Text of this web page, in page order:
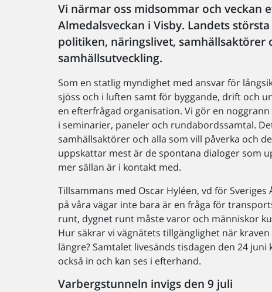
Vi närmar oss midsommar och
Almedalsveckan i Visby. Landets
politiken, näringslivet, samhällsaktörer
samhällsutveckling.
Som en statlig myndighet med ansvar för
sjöss och i luften samt för byggande, drift och
en efterfrågad organisation. Vi gör en
i seminarier, paneler och rundabordssamtal.
samhällsaktörer och alla som vill påverka och
uppskattar mest är de spontana dialoger som
mer sällan är i kontakt med.
Tillsammans med Oscar Hyléen, vd för
på våra vägar inte bara är en fråga för
runt, dygnet runt måste varor och människor
Hur säkrar vi vägnätets tillgänglighet när
längre? Samtalet livesänds tisdagen den 24
också in och kan ses i efterhand.
Varbergstunneln invigs den 9 juli